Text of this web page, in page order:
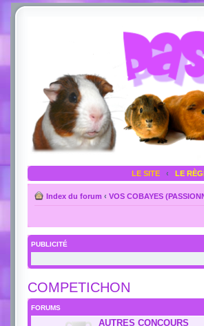
LE SITE ‹ LE
Index du forum ‹ VOS COBAYES
PUBLICITÉ
COMPETICHON
FORUMS
AUTRES CONCOURS